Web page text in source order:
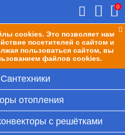
cookies. Это позволяет нам
посетителей с сайтом и
пользоваться сайтом, вы
файлов cookies.
0
отопления
с решётками